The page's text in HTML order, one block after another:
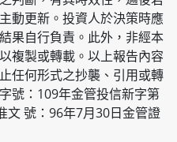
動更新。投資⼈於決策時應
果⾃⾏負責。此外，非經本
複製或轉載。以上報告內容
任何形式之抄襲、引⽤或轉
號：109年⾦管投信新字第
文 號：96年7⽉30⽇⾦管證